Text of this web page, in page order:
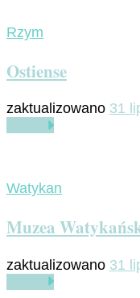
Rzym
Ostiense
zaktualizowano 31
Watykan
Muzea
zaktualizowano 31